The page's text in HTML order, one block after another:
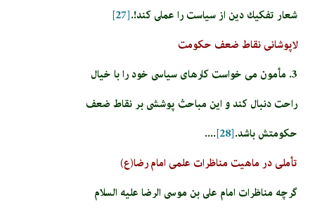
شعار تفكيك دين از سياست را عملى كند!.[27]
لاپوشانی نقاط ضعف حکومت
3. مأمون می خواست كارهاى سياسى خود را با خيال
راحت دنبال كند و اين مباحث پوششى بر نقاط ضعف
حكومتش باشد.[28]
....
تأملی در ماهیت مناظرات علمی امام رضا(ع)
گرچه مناظرات امام على بن موسى الرضا عليه السلام